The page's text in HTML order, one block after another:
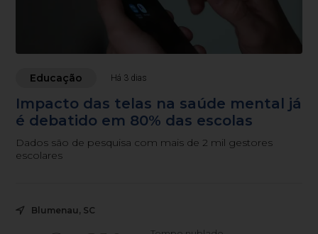
Educação Há 3 dias
Impacto das telas na saúde mental já
é debatido em 80% das escolas
Dados são de pesquisa com mais de 2 mil gestores
escolares
Blumenau, SC